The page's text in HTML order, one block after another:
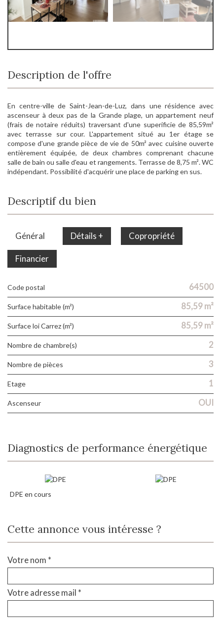
Description de l'offre
En centre-ville de Saint-Jean-de-Luz, dans une résidence avec
ascenseur à deux pas de la Grande plage, un appartement neuf
(frais de notaire réduits) traversant d'une superificie de 85,59m²
avec terrasse sur cour. L'appartement situé au 1er étage se
compose d'une grande pièce de vie de 50m² avec cuisine ouverte
entièrement équipée, de deux chambres comprenant chacune
salle de bain ou salle d'eau et rangements. Terrasse de 8,75 m². WC
indépendant. Possibilité d'acquérir une place de parking en sus.
Descriptif du bien
Général Détails + Copropriété
Financier
Code postal 64500
Surface habitable (m²) 85,59 m²
Surface loi Carrez (m²) 85,59 m²
Nombre de chambre(s) 2
Nombre de pièces 3
Etage 1
Ascenseur OUI
Diagnostics de performance énergétique
DPE en cours
Cette annonce vous intéresse ?
Votre nom *
Votre adresse mail *